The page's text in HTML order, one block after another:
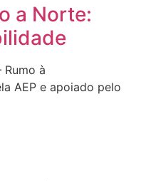
a Norte:
à
AEP e apoiado pelo